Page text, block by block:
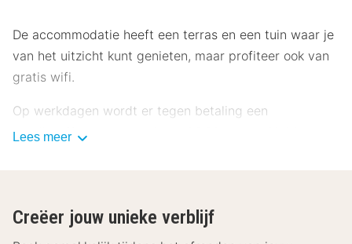
De accommodatie heeft een terras en een tuin waar je
van het uitzicht kunt genieten, maar profiteer ook van
gratis wifi.
Op werkdagen wordt er tegen betaling een
ontbijtbuffet geserveerd van 06.30 uur tot 10.00 uur
ATOUT France, het Franse Bureau voor Toerisme, heeft
aan deze accommodatie een officiële
Lees meer
Creëer jouw unieke verblijf